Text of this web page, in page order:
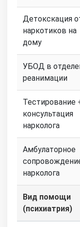
Детокскация
наркотиков на
дому
УБОД в
реанимации
Тестирование
консультация
нарколога
Амбулаторное
нарколога
Вид помощи
(психиатрия)